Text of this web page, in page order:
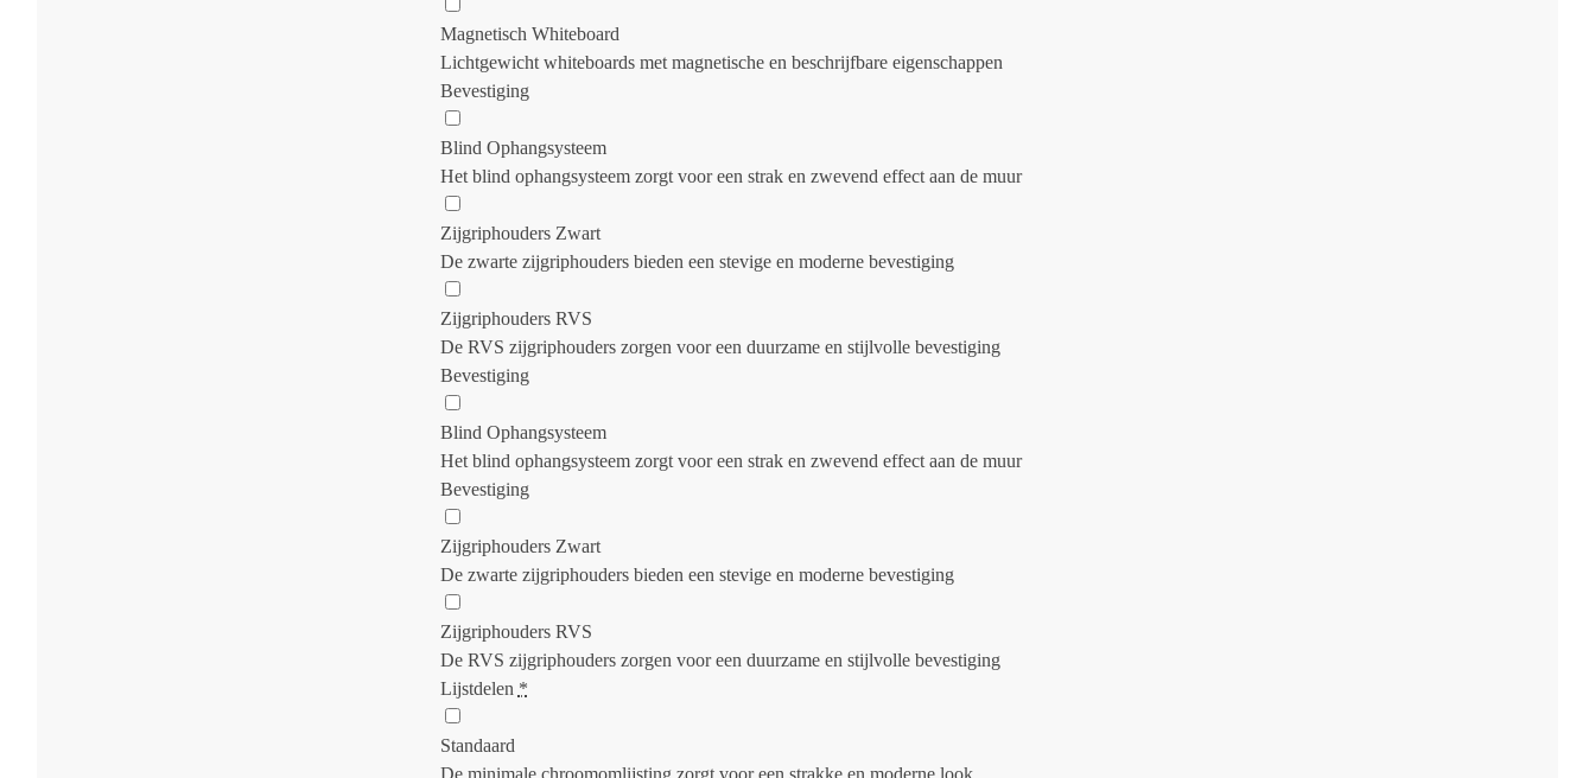
Magnetisch Whiteboard
Lichtgewicht whiteboards met magnetische en beschrijfbare eigenschappen
Bevestiging
Blind Ophangsysteem
Het blind ophangsysteem zorgt voor een strak en zwevend effect aan de muur
Zijgriphouders Zwart
De zwarte zijgriphouders bieden een stevige en moderne bevestiging
Zijgriphouders RVS
De RVS zijgriphouders zorgen voor een duurzame en stijlvolle bevestiging
Bevestiging
Blind Ophangsysteem
Het blind ophangsysteem zorgt voor een strak en zwevend effect aan de muur
Bevestiging
Zijgriphouders Zwart
De zwarte zijgriphouders bieden een stevige en moderne bevestiging
Zijgriphouders RVS
De RVS zijgriphouders zorgen voor een duurzame en stijlvolle bevestiging
Lijstdelen *
Standaard